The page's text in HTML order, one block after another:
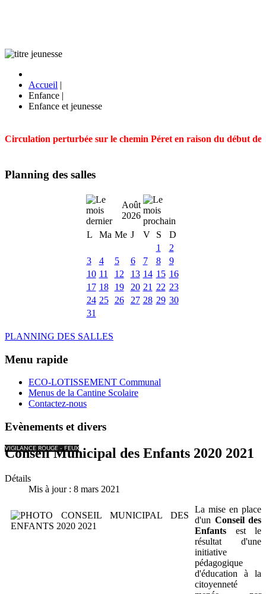
Accueil |
Enfance |
Enfance et jeunesse
Circulation perturbée sur le chemin Péret en raison du début
Planning des salles
Août
2026
L
Ma Me J V S
D
1
2
3
4 5 6 7 8
9
10 11 12 13 14 15 16
17 18 19 20 21 22 23
24 25 26 27 28 29 30
31
PLANNING DES SALLES
Menu rapide
ECO-LOTISSEMENT Communal
Menus de la Cantine Scolaire
Contactez-nous
Evènements et divers
VIGILANCE ROUGE - FEUX
Conseil Municipal des Enfants 2020 2021
Détails
Mis à jour : 8 mars 2021
La mise en place
d'un Conseil des
Enfants est le
résultat d'une
initiative
pédagogique
d'éducation à la
citoyenneté